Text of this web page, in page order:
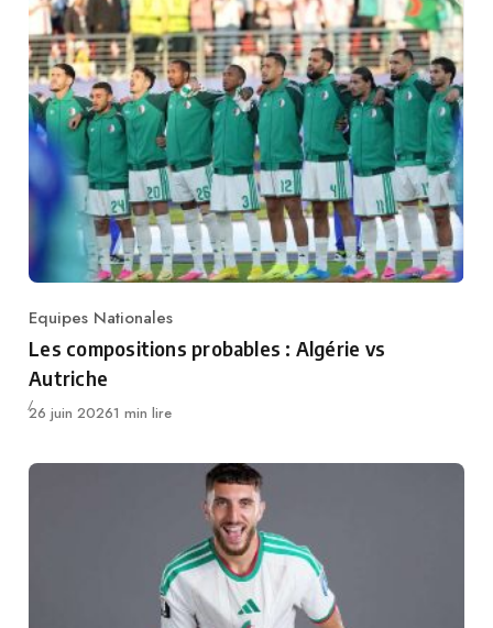
Category
Equipes Nationales
Les compositions probables : Algérie vs
Autriche
Publié
26 juin 20261 min lire